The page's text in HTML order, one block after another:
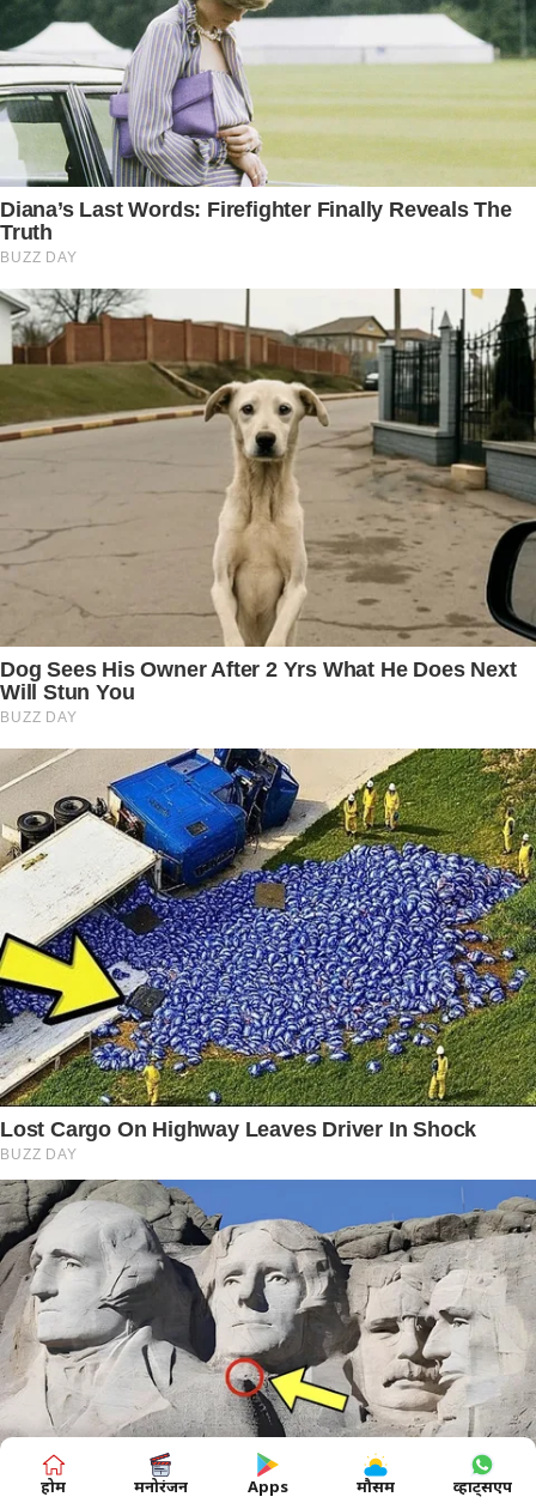
होम मनोरंजन Apps मौसम व्हाट्सएप